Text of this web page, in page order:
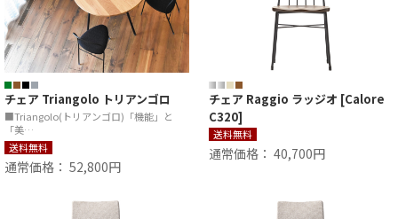
チェア Triangolo トリアンゴロ
■Triangolo(トリアンゴロ)「機能」と
「美…
送料無料
通常価格： 52,800円
チェア Raggio ラッジオ [Calore
C320]
送料無料
通常価格： 40,700円